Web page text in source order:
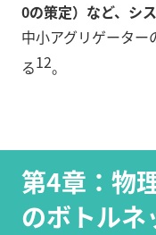
0の策定）など、シ
中小アグリゲータ
る12。
第4章：物
のボトルネ